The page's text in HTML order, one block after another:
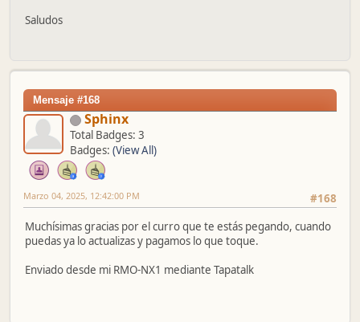
Saludos
Mensaje #168
Sphinx
Total Badges: 3
Badges: (View All)
#168
Marzo 04, 2025, 12:42:00 PM
Muchísimas gracias por el curro que te estás pegando, cuando
puedas ya lo actualizas y pagamos lo que toque.
Enviado desde mi RMO-NX1 mediante Tapatalk